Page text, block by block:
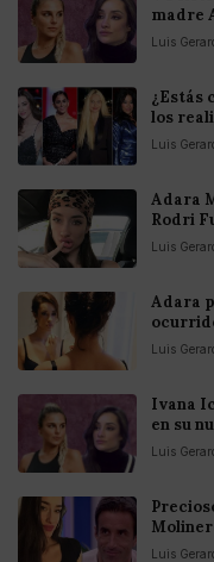
madre
Luis
¿Estás
los
Luis
Adara
Rodri
Luis
Adara
Luis
Ivana
en su
Luis
Luis